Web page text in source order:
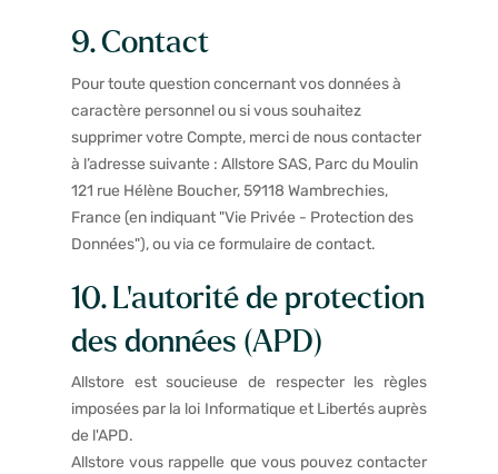
9. Contact
Pour toute question concernant vos données à
caractère personnel ou si vous souhaitez
supprimer votre Compte, merci de nous contacter
à l’adresse suivante : Allstore SAS, Parc du Moulin
121 rue Hélène Boucher, 59118 Wambrechies,
France (en indiquant "Vie Privée - Protection des
Données"), ou via ce formulaire de contact.
10. L'autorité de protection
des données (APD)
Allstore est soucieuse de respecter les règles
imposées par la loi Informatique et Libertés auprès
de l'APD.
Allstore vous rappelle que vous pouvez contacter